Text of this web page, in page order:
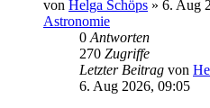
von Helga Schöps » 6. Aug
Astronomie
0 Antworten
270 Zugriffe
Letzter Beitrag von
6. Aug 2026, 09:05